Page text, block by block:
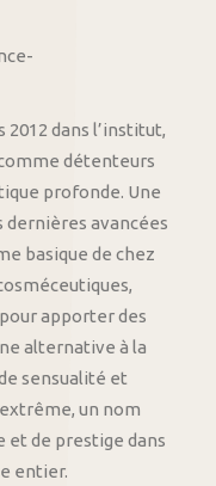
dans l’institut,
détenteurs
profonde. Une
dernières avancées
basique de chez
apporter des
alternative à la
sensualité et
un nom
et de prestige dans
entier.